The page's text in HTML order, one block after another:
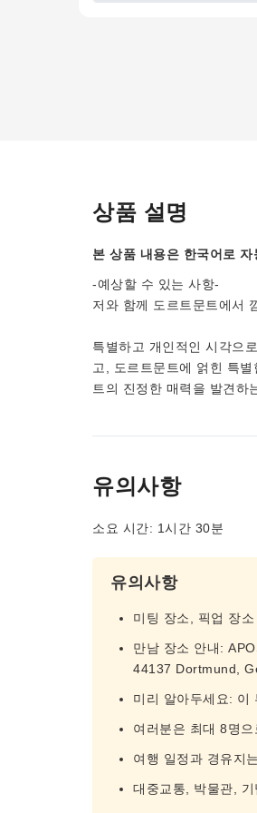
상품 설명
본 상품 내용은 한국어로
-예상할 수 있는 사항-
저와 함께 도르트문트에서
특별하고 개인적인 시각으
고, 도르트문트에 얽힌 특
트의 진정한 매력을 발견하
유의사항
소요 시간: 1시간 30분
유의사항
미팅 장소, 픽업 장
만남 장소 안내:
44137 Dortmund,
미리 알아두세요: 이
여러분은 최대 8명
여행 일정과 경유지
대중교통, 박물관,